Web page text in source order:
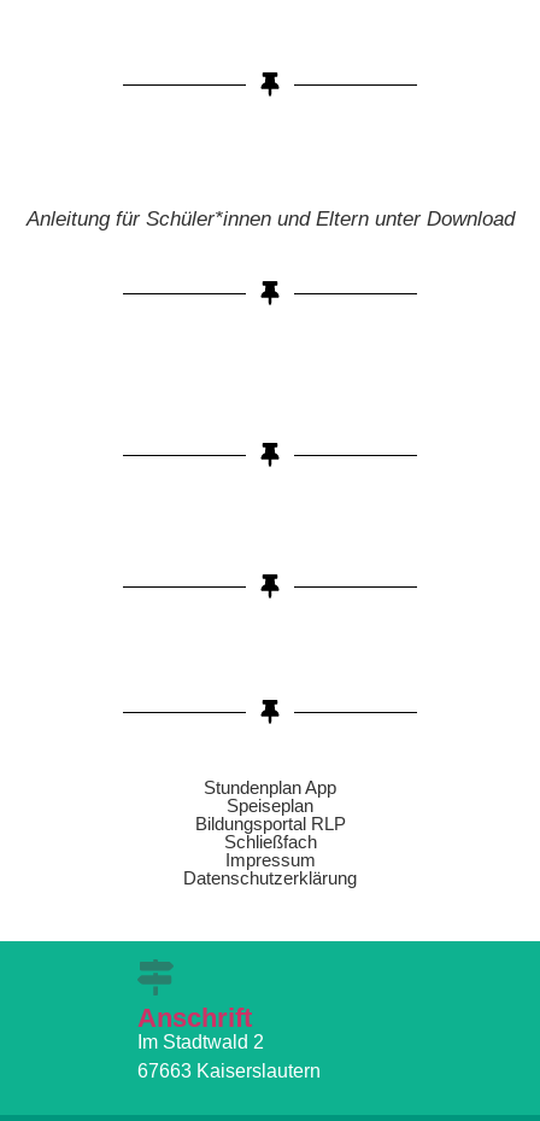
Anleitung für Schüler*innen und Eltern unter Download
Stundenplan App
Speiseplan
Bildungsportal RLP
Schließfach
Impressum
Datenschutzerklärung
Anschrift
Im Stadtwald 2
67663 Kaiserslautern